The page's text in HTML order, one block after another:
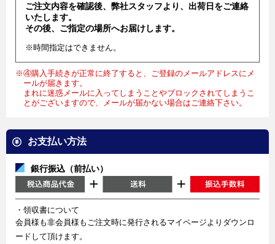
ご注文内容を確認後、弊社スタッフより、出荷日をご連絡
いたします。
その後、ご指定の場所へお届けします。
※時間指定はできません。
※④購入手続きが正常に終了すると、ご登録のメールアドレスにメ
ールが届きます。
まれに迷惑メールに入ってしまうことやブロックされてしまうこ
とがございますので、メールが届かない場合はご連絡下さい。
お支払い方法
銀行振込（前払い）
・領収書について
会員様も非会員様もご注文時に発行されるマイページよりダウンロ
ードして頂けます。